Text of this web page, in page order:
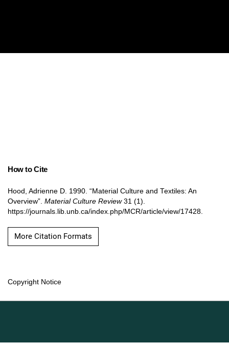
How to Cite
Hood, Adrienne D. 1990. “Material Culture and Textiles: An
Overview”. Material Culture Review31 (1).
https://journals.lib.unb.ca/index.php/MCR/article/view/17428.
More Citation Formats
Copyright Notice